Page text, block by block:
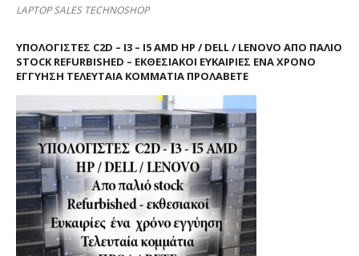
LAPTOP SALES TECHNOSHOP
ΥΠΟΛΟΓΙΣΤΕΣ C2D – I3 – I5 AMD HP / DELL / LENOVO ΑΠΟ ΠΑΛΙΌ
STOCK REFURBISHED – ΕΚΘΕΣΙΑΚΟΊ ΕΥΚΑΙΡΊΕΣ ΈΝΑ ΧΡΌΝΟ
ΕΓΓΎΗΣΗ ΤΕΛΕΥΤΑΊΑ ΚΟΜΜΆΤΙΑ ΠΡΟΛΑΒΕΤΕ